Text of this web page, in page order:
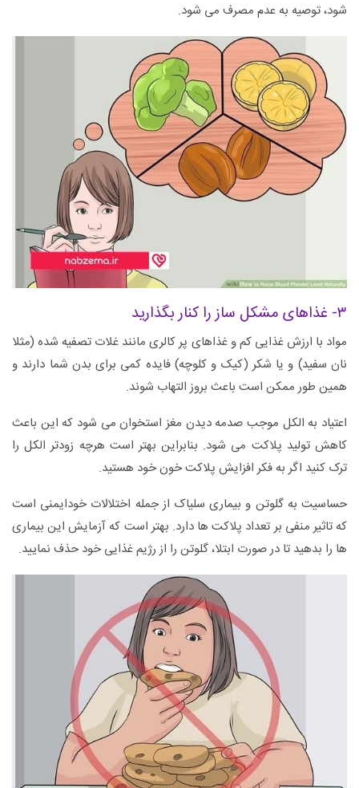
شود، توصیه به عدم مصرف می شود.
۳- غذاهای مشکل ساز را کنار بگذارید
مواد با ارزش غذایی کم و غذاهای پر کالری مانند غلات تصفیه شده (مثلا
نان سفید) و یا شکر (کیک و کلوچه) فایده کمی برای بدن شما دارند و
همین طور ممکن است باعث بروز التهاب شوند.
اعتیاد به الکل موجب صدمه دیدن مغز استخوان می شود که این باعث
کاهش تولید پلاکت می شود. بنابراین بهتر است هرچه زودتر الکل را
ترک کنید اگر به فکر افزایش پلاکت خون خود هستید.
حساسیت به گلوتن و بیماری سلیاک از جمله اختلالات خودایمنی است
که تاثیر منفی بر تعداد پلاکت ها دارد. بهتر است که آزمایش این بیماری
ها را بدهید تا در صورت ابتلا، گلوتن را از رژیم غذایی خود حذف نمایید.